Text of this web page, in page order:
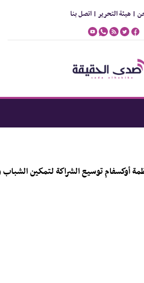
|هيئة التحرير |اتصل بنا
توسيع الشراكة لتمكين الشباب و دعم